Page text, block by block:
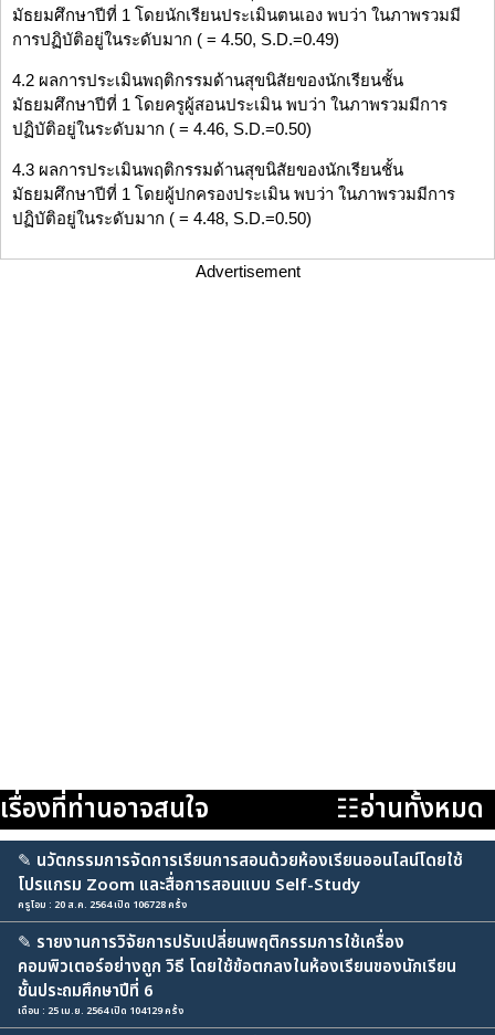
มัธยมศึกษาปีที่ 1 โดยนักเรียนประเมินตนเอง พบว่า ในภาพรวมมี
การปฏิบัติอยู่ในระดับมาก ( = 4.50, S.D.=0.49)
4.2 ผลการประเมินพฤติกรรมด้านสุขนิสัยของนักเรียนชั้น
มัธยมศึกษาปีที่ 1 โดยครูผู้สอนประเมิน พบว่า ในภาพรวมมีการ
ปฏิบัติอยู่ในระดับมาก ( = 4.46, S.D.=0.50)
4.3 ผลการประเมินพฤติกรรมด้านสุขนิสัยของนักเรียนชั้น
มัธยมศึกษาปีที่ 1 โดยผู้ปกครองประเมิน พบว่า ในภาพรวมมีการ
ปฏิบัติอยู่ในระดับมาก ( = 4.48, S.D.=0.50)
Advertisement
เรื่องที่ท่านอาจสนใจ ☷อ่านทั้งหมด
✎ นวัตกรรมการจัดการเรียนการสอนด้วยห้องเรียนออนไลน์โดยใช้
โปรแกรม Zoom และสื่อการสอนแบบ Self-Study
ครูโอม : 20 ส.ค. 2564 เปิด 106728 ครั้ง
✎ รายงานการวิจัยการปรับเปลี่ยนพฤติกรรมการใช้เครื่อง
คอมพิวเตอร์อย่างถูก วิธี โดยใช้ข้อตกลงในห้องเรียนของนักเรียน
ชั้นประถมศึกษาปีที่ 6
เดือน : 25 เม.ย. 2564 เปิด 104129 ครั้ง